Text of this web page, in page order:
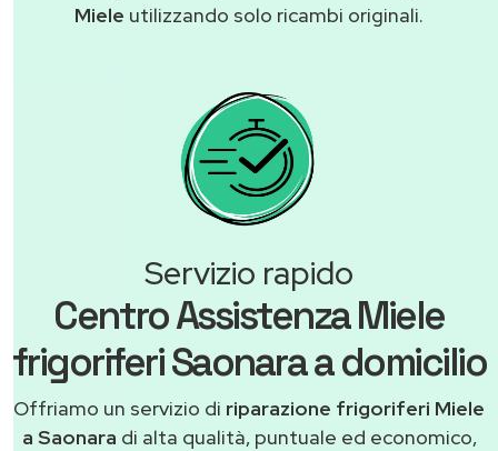
Miele utilizzando solo ricambi originali.
Servizio rapido
Centro Assistenza Miele
frigoriferi Saonara a domicilio
Offriamo un servizio di riparazione frigoriferi Miele
a Saonara di alta qualità, puntuale ed economico,